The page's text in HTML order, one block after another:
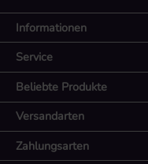
Informationen
Service
Beliebte Produkte
Zahlungsarten
Versandarten